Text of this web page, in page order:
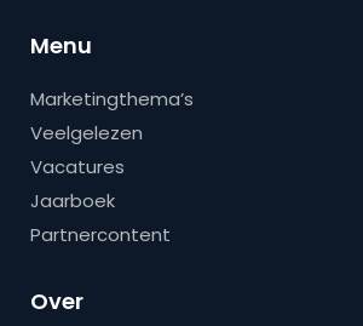
Menu
Marketingthema’s
Veelgelezen
Vacatures
Jaarboek
Partnercontent
Over